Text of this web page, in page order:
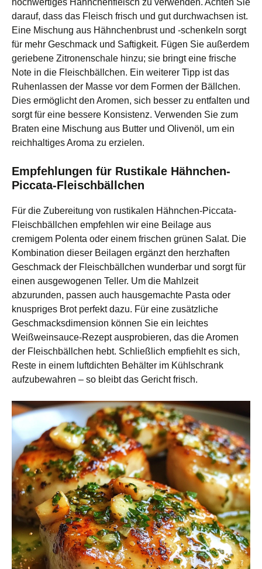
darauf, dass das Fleisch frisch und gut durchwachsen ist.
Eine Mischung aus Hähnchenbrust und -schenkeln sorgt
für mehr Geschmack und Saftigkeit. Fügen Sie außerdem
geriebene Zitronenschale hinzu; sie bringt eine frische
Note in die Fleischbällchen. Ein weiterer Tipp ist das
Ruhenlassen der Masse vor dem Formen der Bällchen.
Dies ermöglicht den Aromen, sich besser zu entfalten und
sorgt für eine bessere Konsistenz. Verwenden Sie zum
Braten eine Mischung aus Butter und Olivenöl, um ein
reichhaltiges Aroma zu erzielen.
Empfehlungen für Rustikale Hähnchen-
Piccata-Fleischbällchen
Für die Zubereitung von rustikalen Hähnchen-Piccata-
Fleischbällchen empfehlen wir eine Beilage aus
cremigem Polenta oder einem frischen grünen Salat. Die
Kombination dieser Beilagen ergänzt den herzhaften
Geschmack der Fleischbällchen wunderbar und sorgt für
einen ausgewogenen Teller. Um die Mahlzeit
abzurunden, passen auch hausgemachte Pasta oder
knuspriges Brot perfekt dazu. Für eine zusätzliche
Geschmacksdimension können Sie ein leichtes
Weißweinsauce-Rezept ausprobieren, das die Aromen
der Fleischbällchen hebt. Schließlich empfiehlt es sich,
Reste in einem luftdichten Behälter im Kühlschrank
aufzubewahren – so bleibt das Gericht frisch.